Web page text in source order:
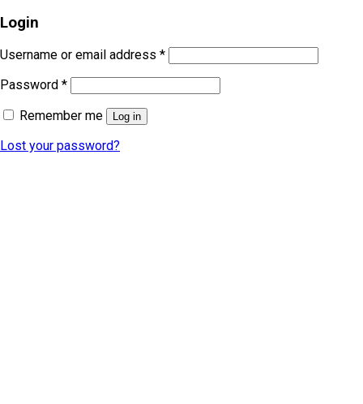
Login
Username or email address *
Password *
Remember me
Log in
Lost your password?